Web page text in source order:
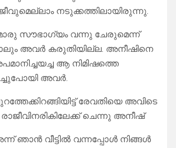
നടുക്കത്തിലായിരുന്നു.
സൗഭാഗ്യം വന്നു ചേരുമെന്ന്
അവർ കരുതിയില്ല. അനീഷിനെ
ആ നിമിഷത്തെ
അവർ.
രേവതിയെ അവിടെ
ചെന്നു അനീഷ്
ഞാൻ വീട്ടിൽ വന്നപ്പോൾ നിങ്ങൾ